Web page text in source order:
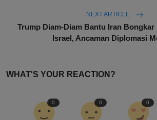
NEXT ARTICLE
Trump Diam-Diam Bantu Iran Bongkar
Israel, Ancaman Diplomasi
WHAT'S YOUR REACTION?
0 0 0